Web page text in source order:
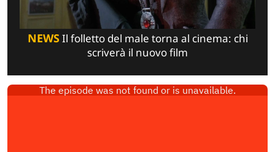
NEWSIl folletto del male torna al cinema: chi
scriverà il nuovo film